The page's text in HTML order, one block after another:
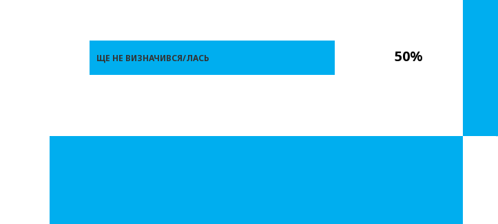
50%
ЩЕ НЕ ВИЗНАЧИВСЯ/ЛАСЬ